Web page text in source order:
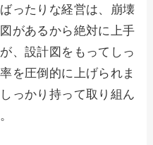
ったりな経営は、崩壊
があるから絶対に上手
、設計図をもってしっ
を圧倒的に上げられま
っかり持って取り組ん